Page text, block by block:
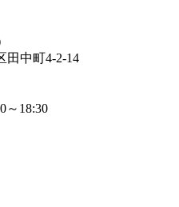
田中町4-2-14
～18:30